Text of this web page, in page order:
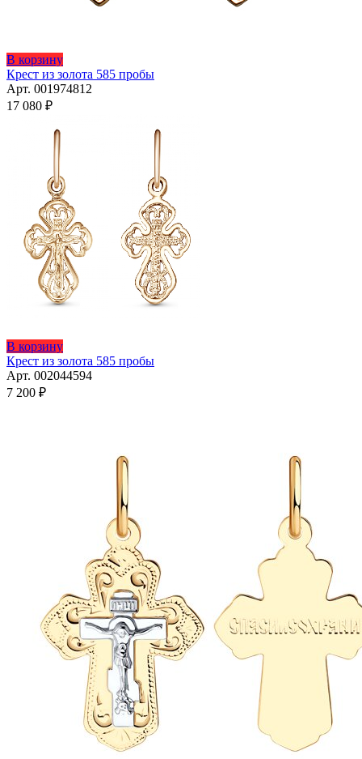
В корзину
Крест из золота 585 пробы
Арт. 001974812
17 080 ₽
В корзину
Крест из золота 585 пробы
Арт. 002044594
7 200 ₽